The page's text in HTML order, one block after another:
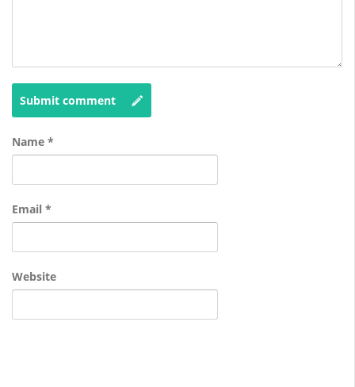
Submit comment
Name *
Email *
Website